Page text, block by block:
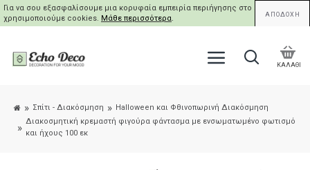
Για να σου εξασφαλίσουμε μια κορυφαία εμπειρία περιήγησης στο site μας,
χρησιμοποιούμε cookies. Μάθε περισσότερα. ΑΠΟΔΟΧΗ
ΚΑΛΑΘΙ
Σπίτι - Διακόσμηση
Halloween και Φθινοπωρινή Διακόσμηση
Διακοσμητική κρεμαστή φιγούρα φάντασμα με ενσωματωμένο φωτισμό
και ήχους 100 εκ